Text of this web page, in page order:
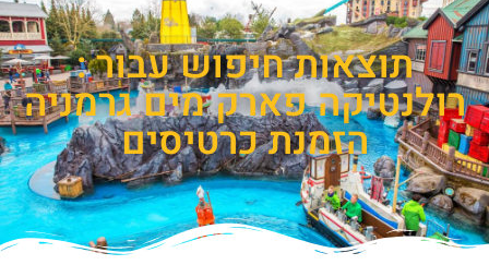
תוצאות חיפוש עבור :
רולנטיקה פארק מים גרמניה
הזמנת כרטיסים